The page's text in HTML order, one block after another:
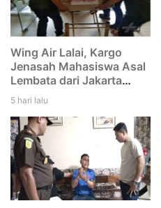
Wing Air Lalai, Kargo
Jenasah Mahasiswa Asal
Lembata dari Jakarta
menuju Larantuka
Eltari Kupang
5 hari lalu